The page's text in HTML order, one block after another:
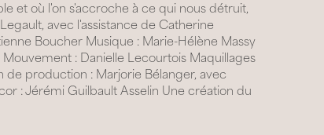
et où l'on s'accroche à ce qui nous détruit,
avec l'assistance de Catherine
Boucher Musique : Marie-Hélène Massy
: Danielle Lecourtois Maquillages
de production : Marjorie Bélanger, avec
: Jérémi Guilbault Asselin Une création du